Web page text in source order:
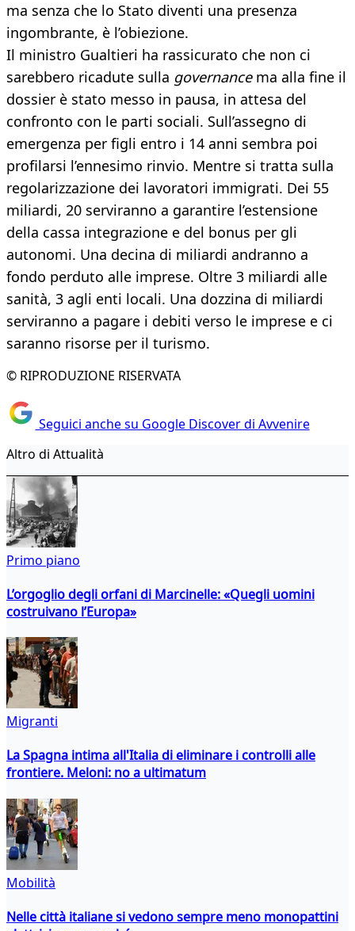
ma senza che lo Stato diventi una presenza
ingombrante, è l’obiezione.
Il ministro Gualtieri ha rassicurato che non ci
sarebbero ricadute sulla governancema alla fine il
dossier è stato messo in pausa, in attesa del
confronto con le parti sociali. Sull’assegno di
emergenza per figli entro i 14 anni sembra poi
profilarsi l’ennesimo rinvio. Mentre si tratta sulla
regolarizzazione dei lavoratori immigrati. Dei 55
miliardi, 20 serviranno a garantire l’estensione
della cassa integrazione e del bonus per gli
autonomi. Una decina di miliardi andranno a
fondo perduto alle imprese. Oltre 3 miliardi alle
sanità, 3 agli enti locali. Una dozzina di miliardi
serviranno a pagare i debiti verso le imprese e ci
saranno risorse per il turismo.
© RIPRODUZIONE RISERVATA
Seguici anche su Google Discover di Avvenire
Altro di Attualità
Primo piano
L’orgoglio degli orfani di Marcinelle: «Quegli uomini
costruivano l’Europa»
Migranti
La Spagna intima all'Italia di eliminare i controlli alle
frontiere. Meloni: no a ultimatum
Mobilità
Nelle città italiane si vedono sempre meno monopattini